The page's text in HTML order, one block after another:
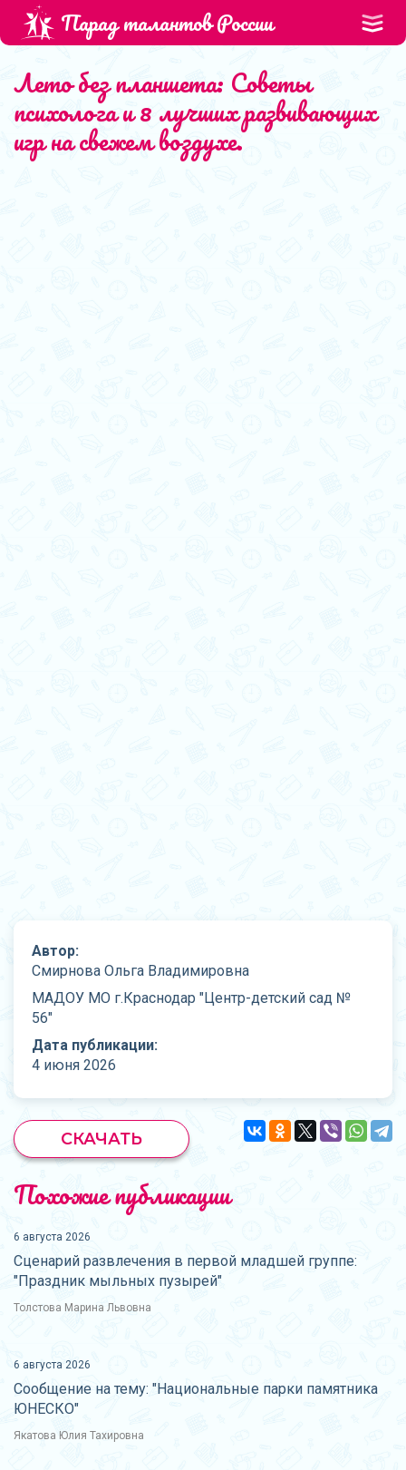
Парад талантов России
Лето без планшета: Советы
психолога и 8 лучших развивающих
игр на свежем воздухе.
Автор:
Смирнова Ольга Владимировна
МАДОУ МО г.Краснодар "Центр-детский сад №
56"
Дата публикации:
4 июня 2026
СКАЧАТЬ
Похожие публикации
6 августа 2026
Сценарий развлечения в первой младшей группе:
"Праздник мыльных пузырей"
Толстова Марина Львовна
6 августа 2026
Сообщение на тему: "Национальные парки памятника
ЮНЕСКО"
Якатова Юлия Тахировна